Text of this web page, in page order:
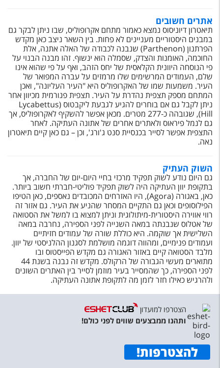
שירות לקוחות
טופס צור קשר
תקנון
נגישות
עקבו אחרינו
אתרים חשובים
תיאטרון דיוניסוס נמצא כאמור מתחם אקרופוליס, שבו ניתן לבקר גם
במבנים היסטוריים מעניינים לא פחות. בין השאר ניצב כאן מקדש
הפרתנון (Parthenon) שנבנה לכבודה של האלה אתנה, אלת
החוכמה, האומנות והצדק, שסמלה הוא ינשוף. זהו מבנה הבנוי על
פי הנוסחה היוונית הקלאסית של יחס הזהב, ואף על פי שהוא אינו
שלם, העמודים המרשימים שלו מרמזים על עברה המפואר של
העיר. משמעות שמו של האקרופוליס היא "העיר העליונה", ואכן
המתחם מספק תצפית נהדרת על העיר. תצפית פנורמית מכיוון אחר
ניתן לקבל גם אם בוחרים להגיע לגבעת ליקבטוס (Lycabettus
Hill), שגובהה כ-277 מטרים. מכאן אפשר להשקיף לאקרופוליס, אך
גם לנמל פיראוס ולאתרים אחרים של אתונה העתיקה. לאחר
התצפית אפשר לסייר בכנסיית סנט ג'ורג', וכן – גם כאן קיים תיאטרון
נאה.
השוק העתיק
גם היום נודע לשוק תפקיד מרכזי בחיי היום-יום של החברה, אך
בתקופת יוון העתיקה היה לשוק תפקיד פוליטי-חברתי חשוב ביותר.
כאן, באגורה (Agora), היו האזרחים המכובדים נאספים, כאן הטיפו
הפילוסופים וכאן גם התקיים המסחר שהניע את העיר. גם אזור זה
רווי אווירה היסטורית-מיתולוגית וניתן למצוא בו למשל את הסטואה
של אטלוס שנבנתה במאה השנייה לפני הספירה, נחרבה במאה
השלישית אך שוקמה. היא כוללת שורה של עמודים חזיתיים
ועמודים פנימיים, ומהווה דוגמה מושלמת לסגנון ההלניסטי של יוון.
מלבד הסטואה קיים באזור האגורה גם מקדש הפייסטוס ובו
מתוארים מעשי הגבורה של הרקולס. מקדש זה נבנה בשנת 44
לפני הספירה, כך שהמסייר בעיר מוזמן לסייר בין האתרים השונים
ולהרגיש כאילו חזר לזמן מה לתקופת אתונה העתיקה.
הצטרפו למועדון
ותהנו ממבצעים שווים לפני כולם!
להצטרפות!